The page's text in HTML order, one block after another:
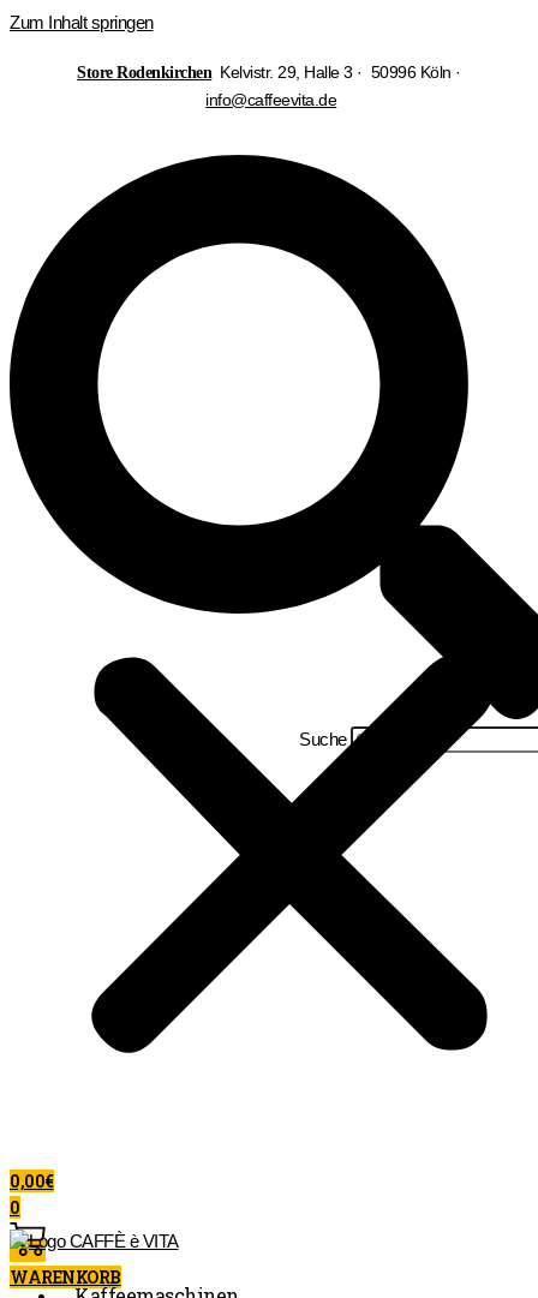
Zum Inhalt springen
Store Rodenkirchen Kelvistr. 29, Halle 3 · 50996 Köln ·
info@caffeevita.de
Suche
0,00€
0
WARENKORB